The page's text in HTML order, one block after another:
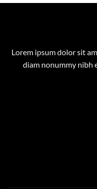
1,149.00 ₪.
Lorem ipsum dolor sit
diam nonummy nibh